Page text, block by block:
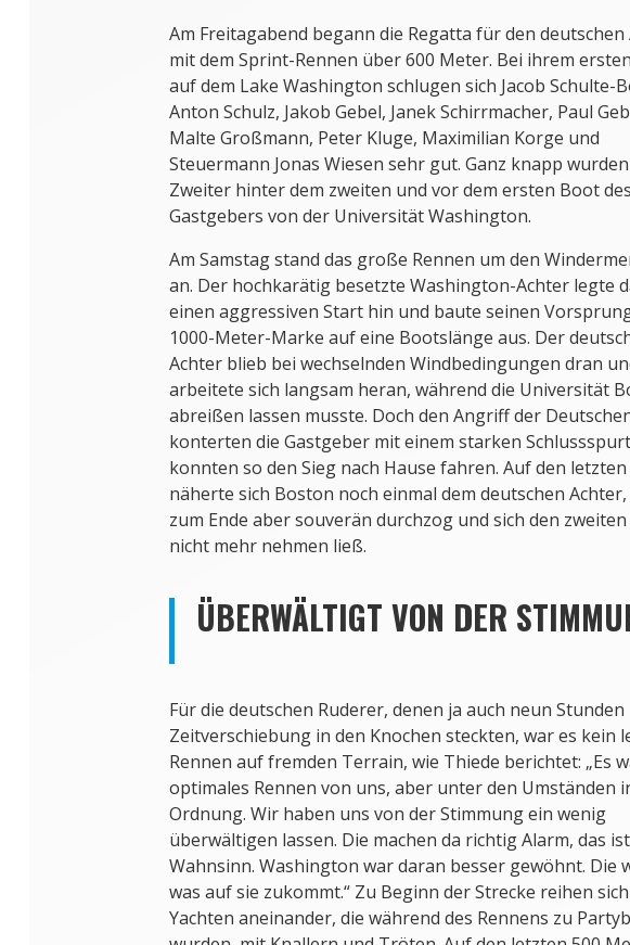
Am Freitagabend begann die Regatta für den deutschen
mit dem Sprint-Rennen über 600 Meter. Bei ihrem
auf dem Lake Washington schlugen sich Jacob Schulte-
Anton Schulz, Jakob Gebel, Janek Schirrmacher, Paul
Malte Großmann, Peter Kluge, Maximilian Korge und
Steuermann Jonas Wiesen sehr gut. Ganz knapp
Zweiter hinter dem zweiten und vor dem ersten Boot des
Gastgebers von der Universität Washington.
Am Samstag stand das große Rennen um den
an. Der hochkarätig besetzte Washington-Achter legte
einen aggressiven Start hin und baute seinen
1000-Meter-Marke auf eine Bootslänge aus. Der
Achter blieb bei wechselnden Windbedingungen dran
arbeitete sich langsam heran, während die Universität
abreißen lassen musste. Doch den Angriff der
konterten die Gastgeber mit einem starken
konnten so den Sieg nach Hause fahren. Auf den
näherte sich Boston noch einmal dem deutschen
zum Ende aber souverän durchzog und sich den zweiten
nicht mehr nehmen ließ.
ÜBERWÄLTIGT VON DER
Für die deutschen Ruderer, denen ja auch neun Stunden
Zeitverschiebung in den Knochen steckten, war es kein
Rennen auf fremden Terrain, wie Thiede berichtet: „Es
optimales Rennen von uns, aber unter den Umständen
Ordnung. Wir haben uns von der Stimmung ein wenig
überwältigen lassen. Die machen da richtig Alarm, das
Wahnsinn. Washington war daran besser gewöhnt. Die
was auf sie zukommt.“ Zu Beginn der Strecke reihen
Yachten aneinander, die während des Rennens zu